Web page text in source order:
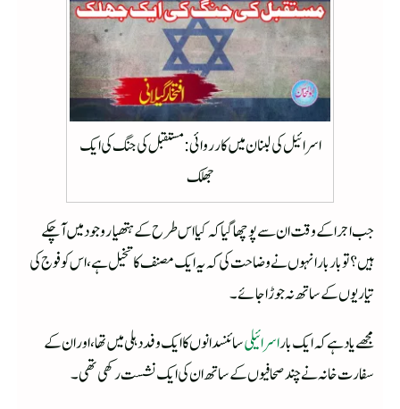
اسرائیل کی لبنان میں کارروائی : مستقبل کی جنگ کی ایک
جھلک
جب اجرا کے وقت ان سے پوچھا گیا کہ کیا اس طرح کے ہتھیار وجود میں آچکے
ہیں؟ تو بار بار انہوں نے وضاحت کی کہ یہ ایک مصنف کا تخیل ہے، اس کو فوج کی
تیاریوں کے ساتھ نہ جوڑا جائے۔
مجھے یاد ہے کہ ایک باراسرائیلیسائنسدانوں کا ایک وفد دہلی میں تھا، اور ان کے
سفارت خانہ نے چند صحافیوں کے ساتھ ان کی ایک نشست رکھی تھی۔